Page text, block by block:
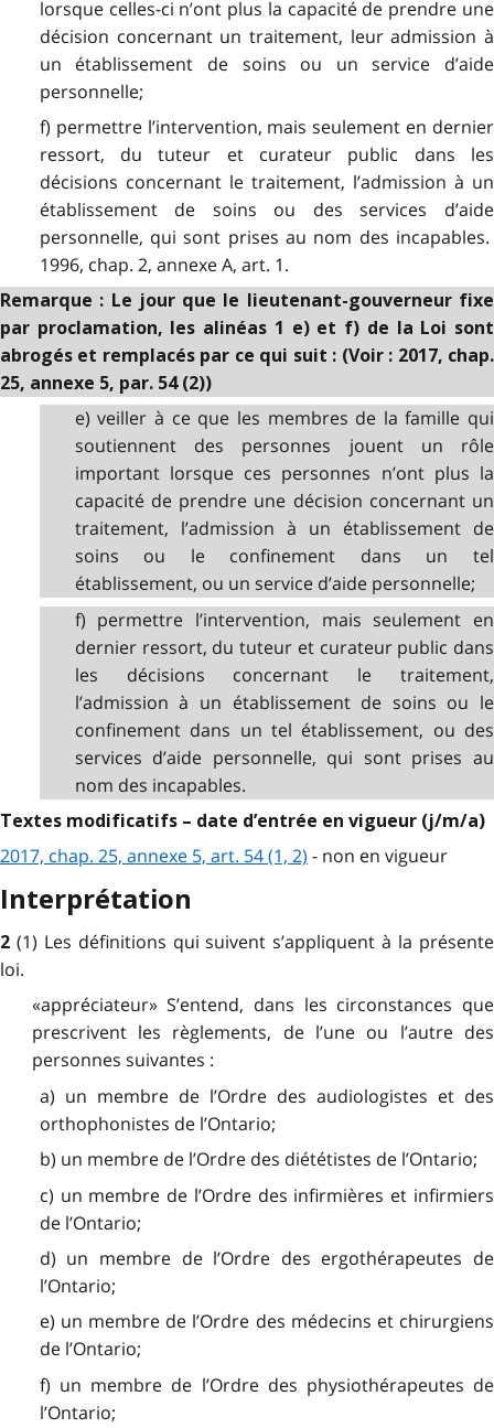
lorsque celles-ci n’ont plus la capacité de prendre une
décision concernant un traitement, leur admission à
un établissement de soins ou un service d’aide
personnelle;
f) permettre l’intervention, mais seulement en dernier
ressort, du tuteur et curateur public dans les
décisions concernant le traitement, l’admission à un
établissement de soins ou des services d’aide
personnelle, qui sont prises au nom des incapables.
1996, chap. 2, annexe A, art. 1.
Remarque : Le jour que le lieutenant-gouverneur fixe
par proclamation, les alinéas 1 e) et f) de la Loi sont
abrogés et remplacés par ce qui suit : (Voir : 2017, chap.
25, annexe 5, par. 54 (2))
e) veiller à ce que les membres de la famille qui
soutiennent des personnes jouent un rôle
important lorsque ces personnes n’ont plus la
capacité de prendre une décision concernant un
traitement, l’admission à un établissement de
soins ou le confinement dans un tel
établissement, ou un service d’aide personnelle;
f) permettre l’intervention, mais seulement en
dernier ressort, du tuteur et curateur public dans
les décisions concernant le traitement,
l’admission à un établissement de soins ou le
confinement dans un tel établissement, ou des
services d’aide personnelle, qui sont prises au
nom des incapables.
Textes modificatifs – date d’entrée en vigueur (j/m/a)
2017, chap. 25, annexe 5, art. 54 (1, 2) - non en vigueur
Interprétation
2 (1) Les définitions qui suivent s’appliquent à la présente
loi.
«appréciateur» S’entend, dans les circonstances que
prescrivent les règlements, de l’une ou l’autre des
personnes suivantes :
a) un membre de l’Ordre des audiologistes et des
orthophonistes de l’Ontario;
b) un membre de l’Ordre des diététistes de l’Ontario;
c) un membre de l’Ordre des infirmières et infirmiers
de l’Ontario;
d) un membre de l’Ordre des ergothérapeutes de
l’Ontario;
e) un membre de l’Ordre des médecins et chirurgiens
de l’Ontario;
f) un membre de l’Ordre des physiothérapeutes de
l’Ontario;